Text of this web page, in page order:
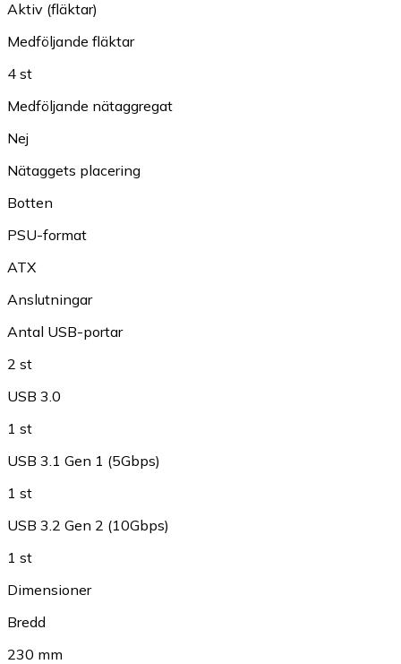
Aktiv (fläktar)
Medföljande fläktar
4 st
Medföljande nätaggregat
Nej
Nätaggets placering
Botten
PSU-format
ATX
Anslutningar
Antal USB-portar
2 st
USB 3.0
1 st
USB 3.1 Gen 1 (5Gbps)
1 st
USB 3.2 Gen 2 (10Gbps)
1 st
Dimensioner
Bredd
230 mm